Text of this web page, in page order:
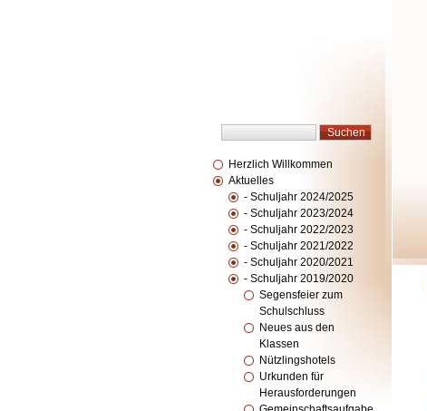
Herzlich Willkommen
Aktuelles
- Schuljahr 2024/2025
- Schuljahr 2023/2024
- Schuljahr 2022/2023
- Schuljahr 2021/2022
- Schuljahr 2020/2021
- Schuljahr 2019/2020
Segensfeier zum
Schulschluss
Neues aus den
Klassen
Nützlingshotels
Urkunden für
Herausforderungen